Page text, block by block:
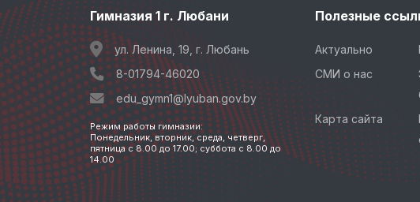
Гимназия 1 г. Любани
ул. Ленина, 19, г. Любань
8-01794-46020
edu_gymn1@lyuban.gov.by
Режим работы гимназии:
Понедельник, вторник, среда, четверг,
пятница с 8.00 до 17.00; суббота с 8.00 до
14.00
Полезные
Актуально
СМИ о нас
Карта сайта